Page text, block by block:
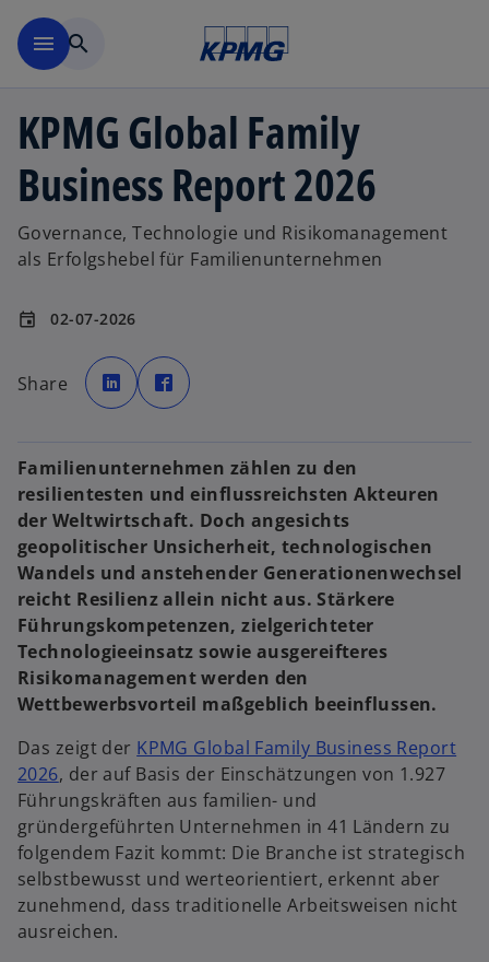
menu search
KPMG Global Family
Business Report 2026
Governance, Technologie und Risikomanagement
als Erfolgshebel für Familienunternehmen
event 02-07-2026
Share
w
i
r
d
n
e
r
n
e
u
e
n
R
e
g
i
s
t
e
r
k
a
r
t
g
e
ö
f
f
n
e
t
i
r
n
e
r
n
u
e
n
R
e
g
i
s
t
e
r
k
a
r
t
g
e
ö
f
f
n
e
t
Familienunternehmen zählen zu den
resilientesten und einflussreichsten Akteuren
der Weltwirtschaft. Doch angesichts
geopolitischer Unsicherheit, technologischen
Wandels und anstehender Generationenwechsel
reicht Resilienz allein nicht aus. Stärkere
Führungskompetenzen, zielgerichteter
Technologieeinsatz sowie ausgereifteres
Risikomanagement werden den
Wettbewerbsvorteil maßgeblich beeinflussen.
Das zeigt der KPMG Global Family Business Report
2026, der auf Basis der Einschätzungen von 1.927
Führungskräften aus familien- und
gründergeführten Unternehmen in 41 Ländern zu
folgendem Fazit kommt: Die Branche ist strategisch
selbstbewusst und werteorientiert, erkennt aber
zunehmend, dass traditionelle Arbeitsweisen nicht
ausreichen.
w
ir
d